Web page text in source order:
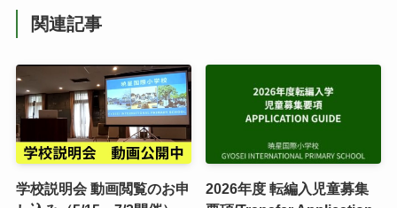
関連記事
学校説明会 動画閲覧のお申
2026年度 転編入児童募集